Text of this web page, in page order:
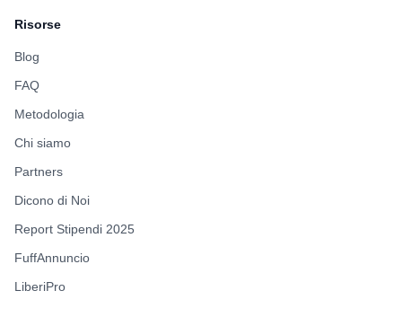
Risorse
Blog
FAQ
Metodologia
Chi siamo
Partners
Dicono di Noi
Report Stipendi 2025
FuffAnnuncio
LiberiPro